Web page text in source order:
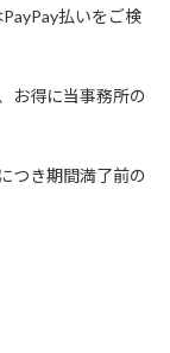
払いをご検
お得に当事務所の
つき期間満了前の